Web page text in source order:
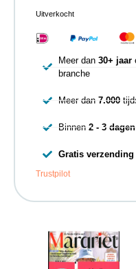
Uitverkocht
Meer dan 30+ jaar
branche
Meer dan 7.000
Binnen 2 - 3 dagen
Gratis verzending
Trustpilot